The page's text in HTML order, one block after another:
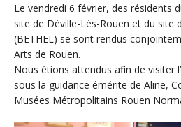
Le vendredi 6 février, des résidents
site de Déville-Lès-Rouen et du site
(BETHEL) se sont rendus
Arts de Rouen.
Nous étions attendus afin de visiter
sous la guidance émérite de Aline,
Musées Métropolitains Rouen